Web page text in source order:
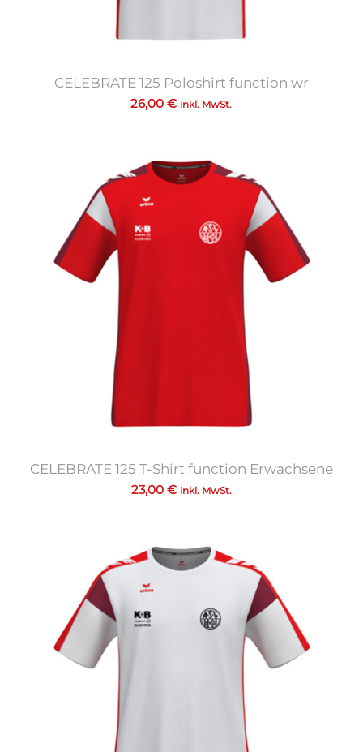
CELEBRATE 125 Poloshirt function wr
26,00€ inkl. MwSt.
CELEBRATE 125 T-Shirt function Erwachsene
23,00 € inkl. MwSt.